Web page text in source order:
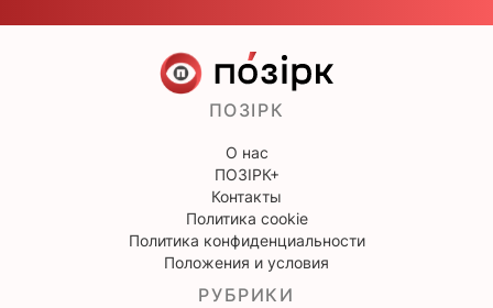
ПОЗІРК
О нас
ПОЗІРК+
Контакты
Политика cookie
Политика конфиденциальности
Положения и условия
РУБРИКИ